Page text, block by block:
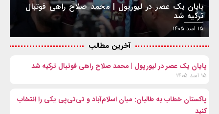
پایان یک عصر در لیورپول | محمد صلاح راهی فوتبال
ترکیه شد
۱۵ اسد ۱۴۰۵
آخرین مطالب
پایان یک عصر در لیورپول | محمد صلاح راهی فوتبال ترکیه شد
۱۵ اسد ۱۴۰۵
پاکستان خطاب به طالبان: میان اسلام‌آباد و تی‌تی‌پی یکی را انتخاب
کنید